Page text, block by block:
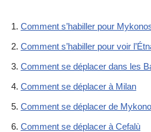
Comment s’habiller pour
Comment s’habiller pour voir
Comment se déplacer dans les
Comment se déplacer à Milan
Comment se déplacer de
Comment se déplacer à Cefalù